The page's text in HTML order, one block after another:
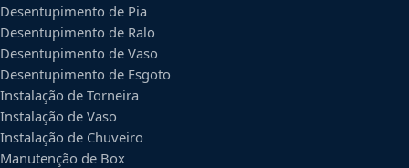
Desentupimento de Pia
Desentupimento de Ralo
Desentupimento de Vaso
Desentupimento de Esgoto
Instalação de Torneira
Instalação de Vaso
Instalação de Chuveiro
Manutenção de Box